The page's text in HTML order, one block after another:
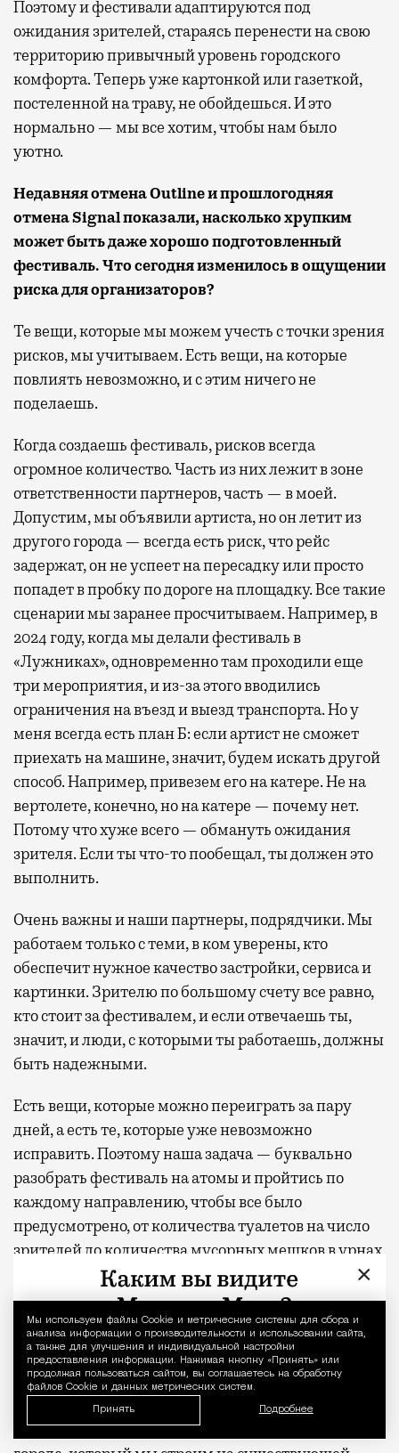
Уведомление
Мы используем файлы Сookie и метрические системы для сбора и
анализа информации о производительности и использовании сайта,
а также для улучшения и индивидуальной настройки
предоставления информации. Нажимая кнопку «Принять» или
продолжая пользоваться сайтом, вы соглашаетесь на обработку
файлов Cookie и данных метрических систем.
Принять Подробнее
Поэтому и фестивали адаптируются под
ожидания зрителей, стараясь перенести на свою
территорию привычный уровень городского
комфорта. Теперь уже картонкой или газеткой,
постеленной на траву, не обойдешься. И это
нормально — мы все хотим, чтобы нам было
уютно.
Недавняя отмена Outline и прошлогодняя
отмена Signal показали, насколько хрупким
может быть даже хорошо подготовленный
фестиваль. Что сегодня изменилось в ощущении
риска для организаторов?
Те вещи, которые мы можем учесть с точки зрения
рисков, мы учитываем. Есть вещи, на которые
повлиять невозможно, и с этим ничего не
поделаешь.
Когда создаешь фестиваль, рисков всегда
огромное количество. Часть из них лежит в зоне
ответственности партнеров, часть — в моей.
Допустим, мы объявили артиста, но он летит из
другого города — всегда есть риск, что рейс
задержат, он не успеет на пересадку или просто
попадет в пробку по дороге на площадку. Все такие
сценарии мы заранее просчитываем. Например, в
2024 году, когда мы делали фестиваль в
«Лужниках», одновременно там проходили еще
три мероприятия, и из-за этого вводились
ограничения на въезд и выезд транспорта. Но у
меня всегда есть план Б: если артист не сможет
приехать на машине, значит, будем искать другой
способ. Например, привезем его на катере. Не на
вертолете, конечно, но на катере — почему нет.
Потому что хуже всего — обмануть ожидания
зрителя. Если ты что-то пообещал, ты должен это
выполнить.
Очень важны и наши партнеры, подрядчики. Мы
работаем только с теми, в ком уверены, кто
обеспечит нужное качество застройки, сервиса и
картинки. Зрителю по большому счету все равно,
кто стоит за фестивалем, и если отвечаешь ты,
значит, и люди, с которыми ты работаешь, должны
быть надежными.
Есть вещи, которые можно переиграть за пару
дней, а есть те, которые уже невозможно
исправить. Поэтому наша задача — буквально
разобрать фестиваль на атомы и пройтись по
каждому направлению, чтобы все было
предусмотрено, от количества туалетов на число
зрителей до количества мусорных мешков в урнах.
Мы всегда закладываем запас, потому что
идеально просчитать все невозможно.
Есть немало вещей, которые гости не замечают,
хотя именно они делают фестиваль хорошим.
Расскажите о них.
Любой фестиваль — это большой проект, город в
×